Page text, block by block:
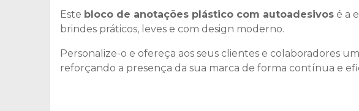
Este bloco de anotações plástico com autoadesivos é a
brindes práticos, leves e com design moderno.
Personalize-o e ofereça aos seus clientes e colaboradores
reforçando a presença da sua marca de forma contínua e